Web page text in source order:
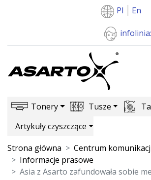
Pl En
infolinia:
Tonery Tusze
Artykuły czyszczące
Strona główna
Centrum
Informacje prasowe
Asia z Asarto zafundowała sobie